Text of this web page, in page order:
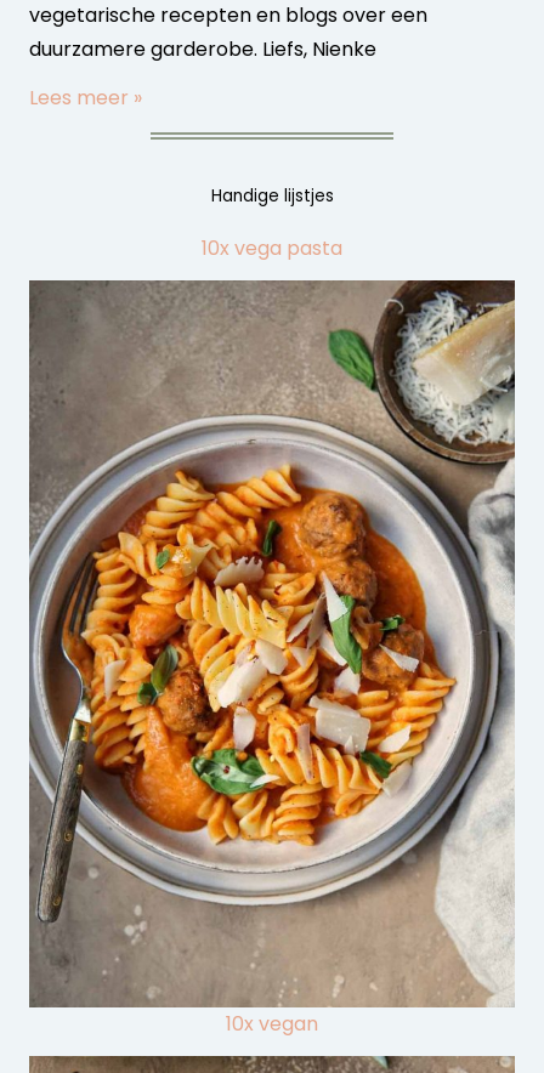
vegetarische recepten en blogs over een
duurzamere garderobe. Liefs, Nienke
Lees meer »
Handige lijstjes
10x vega pasta
10x vegan